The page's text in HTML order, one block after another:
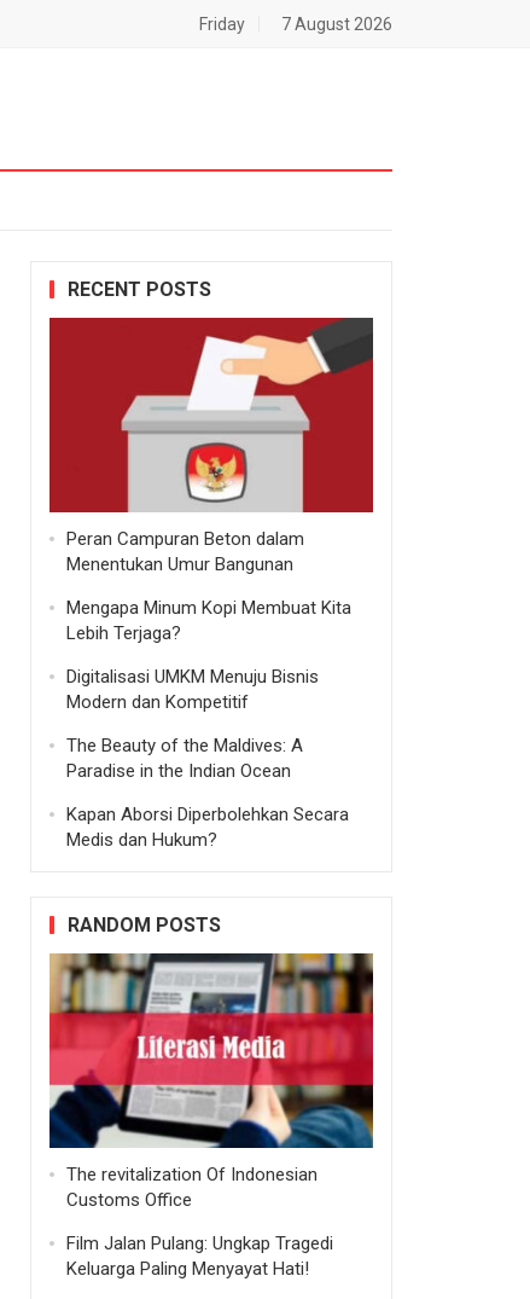
Friday 7 August 2026
RECENT POSTS
Peran Campuran Beton dalam
Menentukan Umur Bangunan
Mengapa Minum Kopi Membuat Kita
Lebih Terjaga?
Digitalisasi UMKM Menuju Bisnis
Modern dan Kompetitif
The Beauty of the Maldives: A
Paradise in the Indian Ocean
Kapan Aborsi Diperbolehkan Secara
Medis dan Hukum?
RANDOM POSTS
The revitalization Of Indonesian
Customs Office
Film Jalan Pulang: Ungkap Tragedi
Keluarga Paling Menyayat Hati!